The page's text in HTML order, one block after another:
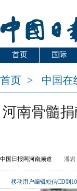
首页 国际
首页 > 中国在
河南骨髓
中国日报网河南频道 潘岩
移动用户编辑短信CD到